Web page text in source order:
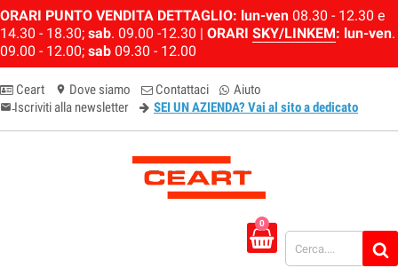
ORARI PUNTO VENDITA DETTAGLIO: lun-ven 08.30 - 12.30 e
14.30 - 18.30; sab. 09.00 -12.30 | ORARI SKY/LINKEM: lun-ven.
09.00 - 12.00; sab 09.30 - 12.00
Ceart location_on Dove siamo Contattaci Aiuto
email-newsletter
Iscriviti alla newsletter SEI UN AZIENDA? Vai al sito a dedicato
0